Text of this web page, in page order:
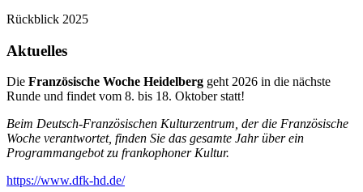
Rückblick 2025
Aktuelles
Die Französische Woche Heidelberg geht 2026 in die nächste
Runde und findet vom 8. bis 18. Oktober statt!
Beim Deutsch-Französischen Kulturzentrum, der die Französische
Woche verantwortet, finden Sie das gesamte Jahr über ein
Programmangebot zu frankophoner Kultur.
https://www.dfk-hd.de/